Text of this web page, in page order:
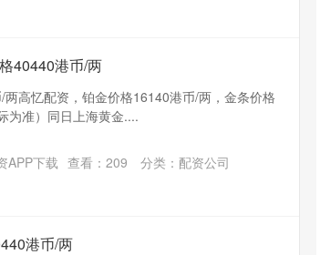
40440港币/两
高忆配资，铂金价格16140港币/两，金条价格
为准）同日上海黄金....
APP下载 查看： 209 分类： 配资公司
港币/两